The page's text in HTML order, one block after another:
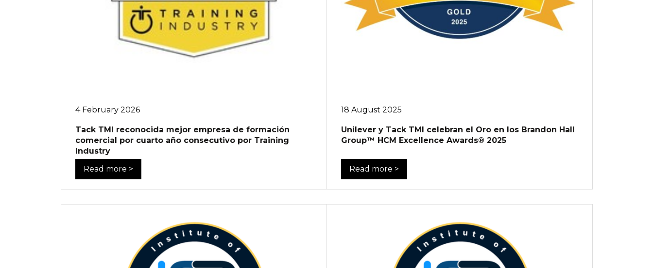
4 February 2026
Tack TMI reconocida mejor empresa de formación
comercial por cuarto año consecutivo por Training
Industry
Read more >
18 August 2025
Unilever y Tack TMI celebran el Oro en los Brandon Hall
Group™ HCM Excellence Awards® 2025
Read more >